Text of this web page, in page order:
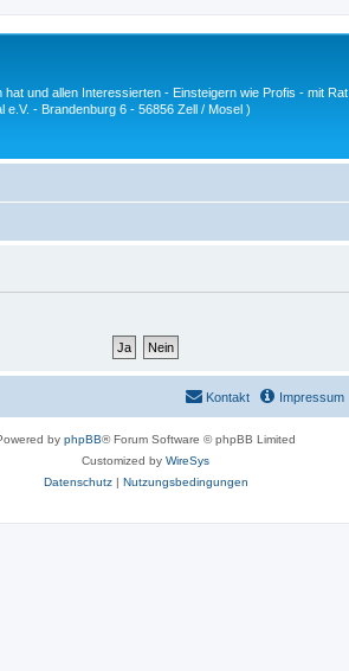
und allen Interessierten - Einsteigern wie Profis - mit Rat
- Brandenburg 6 - 56856 Zell / Mosel )
Impressum
Kontakt
by phpBB® Forum Software © phpBB Limited
Customized by WireSys
Datenschutz| Nutzungsbedingungen